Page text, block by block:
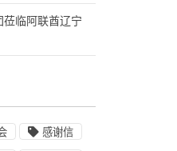
临阿联酋辽宁
感谢信